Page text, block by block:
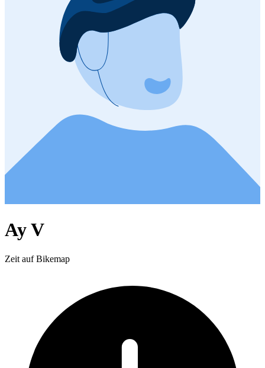
Ay V
Zeit auf Bikemap